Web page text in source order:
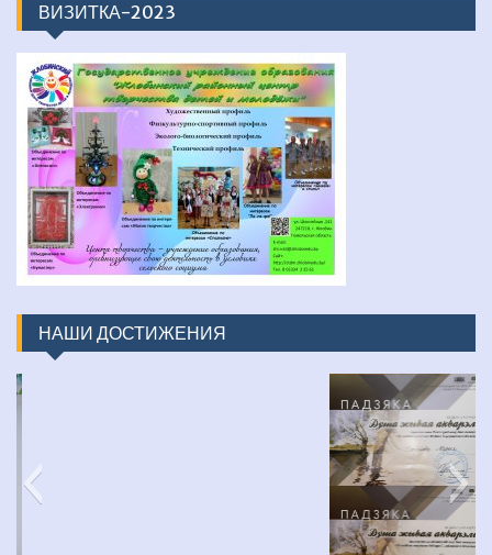
ВИЗИТКА-2023
НАШИ ДОСТИЖЕНИЯ